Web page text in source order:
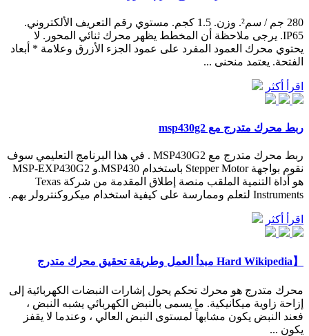
280 جم / سم². وزن. 1.5 كجم. مستوي رقم التعريف الألكتروني.
IP65. يرجى ملاحظة أن المخطط يظهر محرك ثنائي المحور. لا
يحتوي محرك العمود المفرد على عمود الجزء الأزرق وعلامة * أبعاد
الفتحة. يعتمد منحنى ...
اقرأ أكثر
ربط محرك متدرج مع msp430g2
ربط محرك متدرج مع MSP430G2 . في هذا البرنامج التعليمي سوف
نقوم بواجهة Stepper Motor باستخدام MSP430.و MSP-EXP430G2
هو أداة التنمية الملقب منصة إطلاق المقدمة من شركة Texas
Instruments لتعلم وممارسة على كيفية استخدام ميكروكنترولر بهم.
اقرأ أكثر
【Hard Wikipedia مبدأ العمل وطريقة تحقيق محرك متدرج
محرك متدرج هو محرك تحكم يحول إشارات النبضات الكهربائية إلى
إزاحة زاوية ميكانيكية. ما يسمى بالنبض الكهربائي يشبه النبض ،
فعند النبض يكون مشابهاً لمستوى النبض العالي ، وعندما لا يقفز
يكون ...